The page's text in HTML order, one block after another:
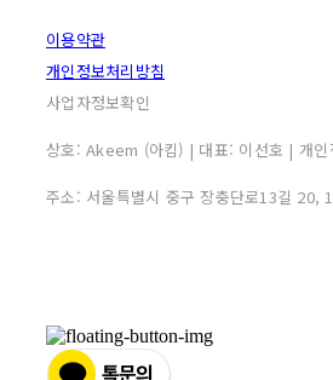
이용약관
개인정보처리방침
사업자정보확인
상호: Akeem (아킴) | 대표: 이선호 | 개
주소: 서울특별시 중구 장충단로13길 20,